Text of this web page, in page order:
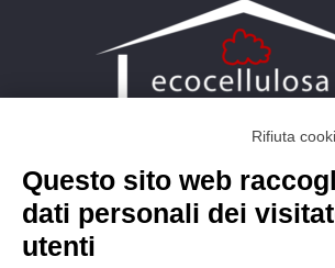
2014 come impresa di costruzione
risparmio energetico e specializzata in
coibentazione.Eco Cellulosa opera in
Rifiuta
Questo sito web
dati personali dei
utenti